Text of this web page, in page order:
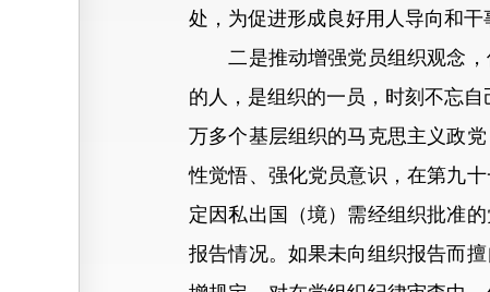
处，为促进形成良好用人导向和干
二是推动增强党员组织观念，
的人，是组织的一员，时刻不忘
万多个基层组织的马克思主义政
性觉悟、强化党员意识，在第九
定因私出国（境）需经组织批准
报告情况。如果未向组织报告而